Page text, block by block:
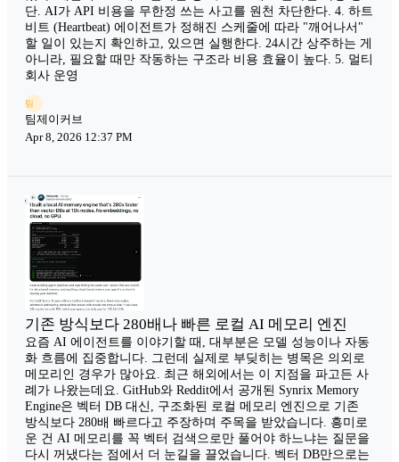
단. AI가 API 비용을 무한정 쓰는 사고를 원천 차단한다. 4. 하트
비트 (Heartbeat) 에이전트가 정해진 스케줄에 따라 "깨어나서"
할 일이 있는지 확인하고, 있으면 실행한다. 24시간 상주하는 게
아니라, 필요할 때만 작동하는 구조라 비용 효율이 높다. 5. 멀티
회사 운영
팀
팀제이커브
Apr 8, 2026 12:37 PM
기존 방식보다 280배나 빠른 로컬 AI 메모리 엔진
요즘 AI 에이전트를 이야기할 때, 대부분은 모델 성능이나 자동
화 흐름에 집중합니다. 그런데 실제로 부딪히는 병목은 의외로
메모리인 경우가 많아요. 최근 해외에서는 이 지점을 파고든 사
례가 나왔는데요. GitHub와 Reddit에서 공개된 Synrix Memory
Engine은 벡터 DB 대신, 구조화된 로컬 메모리 엔진으로 기존
방식보다 280배 빠르다고 주장하며 주목을 받았습니다. 흥미로
운 건 AI 메모리를 꼭 벡터 검색으로만 풀어야 하느냐는 질문을
다시 꺼냈다는 점에서 더 눈길을 끌었습니다. 벡터 DB만으로는